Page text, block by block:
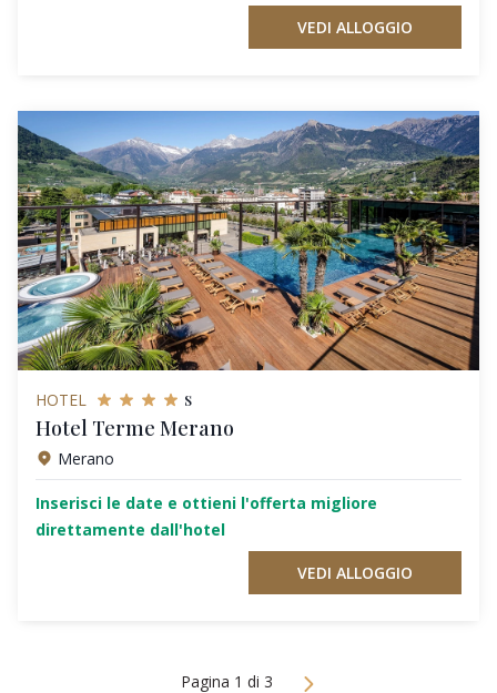
VEDI ALLOGGIO
HOTEL s
Hotel Terme Merano
Merano
Inserisci le date e ottieni l'offerta migliore
direttamente dall'hotel
VEDI ALLOGGIO
Pagina 1 di 3